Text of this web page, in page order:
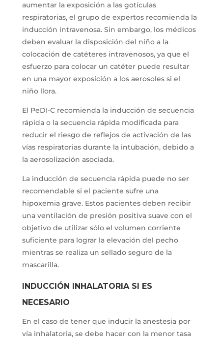
aumentar la exposición a las gotículas
respiratorias, el grupo de expertos recomienda la
inducción intravenosa. Sin embargo, los médicos
deben evaluar la disposición del niño a la
colocación de catéteres intravenosos, ya que el
esfuerzo para colocar un catéter puede resultar
en una mayor exposición a los aerosoles si el
niño llora.
El PeDI-C recomienda la inducción de secuencia
rápida o la secuencia rápida modificada para
reducir el riesgo de reflejos de activación de las
vías respiratorias durante la intubación, debido a
la aerosolización asociada.
La inducción de secuencia rápida puede no ser
recomendable si el paciente sufre una
hipoxemia grave. Estos pacientes deben recibir
una ventilación de presión positiva suave con el
objetivo de utilizar sólo el volumen corriente
suficiente para lograr la elevación del pecho
mientras se realiza un sellado seguro de la
mascarilla.
INDUCCIÓN INHALATORIA SI ES
NECESARIO
En el caso de tener que inducir la anestesia por
vía inhalatoria, se debe hacer con la menor tasa